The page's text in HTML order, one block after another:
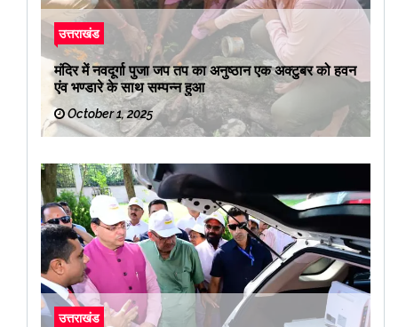
उत्तराखंड
मंदिर में नवदूर्गा पुजा जप तप का अनुष्ठान एक अक्टुबर को हवन
एंव भण्डारे के साथ सम्पन्न हुआ
October 1, 2025
उत्तराखंड